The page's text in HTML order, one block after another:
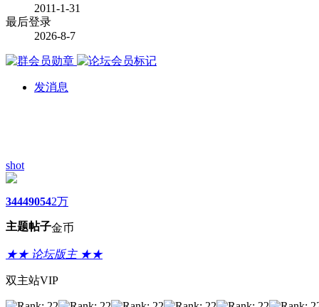
2011-1-31
最后登录
2026-8-7
发消息
shot
3444
主题
9054
帖子
2万
金币
★★ 论坛版主 ★★
双主站VIP